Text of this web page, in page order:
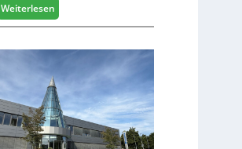
Weiterlesen:
V
r
r
e
t
e
r